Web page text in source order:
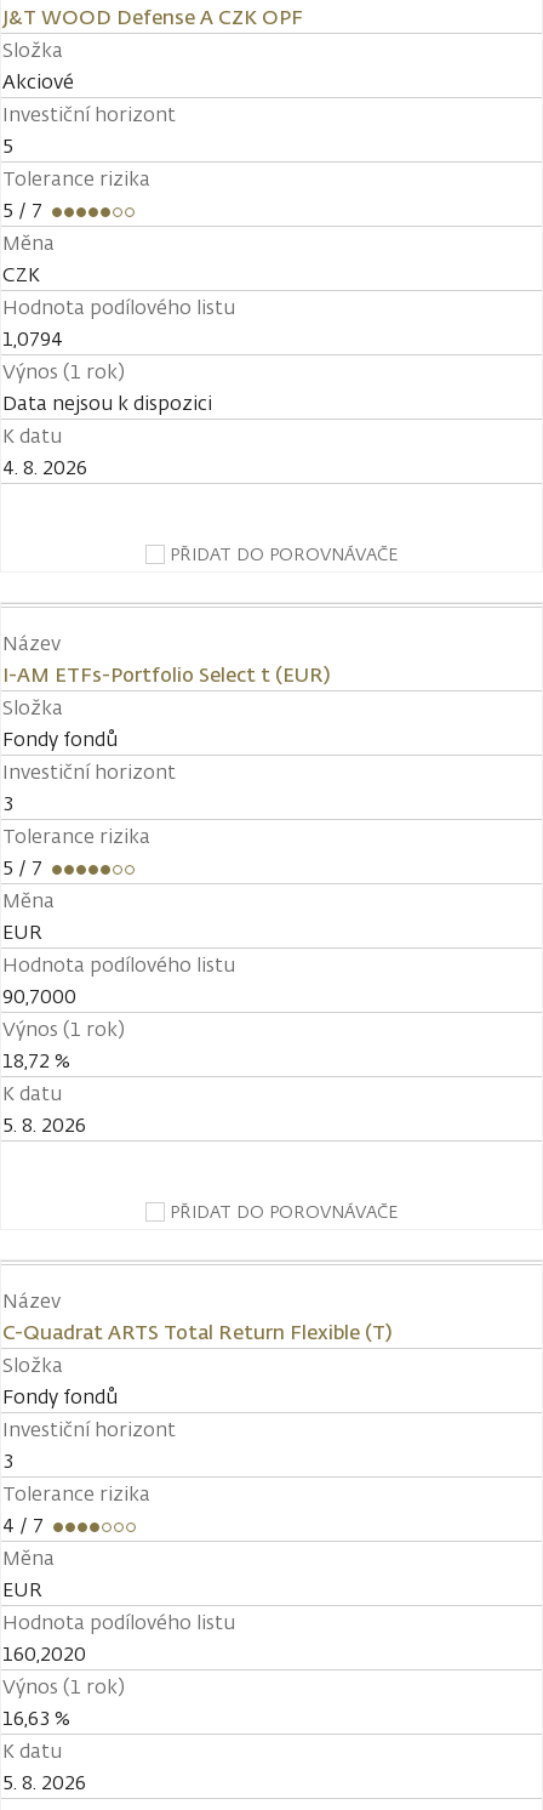
J&T WOOD Defense A CZK OPF
Složka
Akciové
Investiční horizont
5
Tolerance rizika
5 / 7
Měna
CZK
Hodnota podílového listu
1,0794
Výnos (1 rok)
Data nejsou k dispozici
K datu
4. 8. 2026
PŘIDAT DO POROVNÁVAČE
Název
I-AM ETFs-Portfolio Select t (EUR)
Složka
Fondy fondů
Investiční horizont
3
Tolerance rizika
5 / 7
Měna
EUR
Hodnota podílového listu
90,7000
Výnos (1 rok)
18,72 %
K datu
5. 8. 2026
PŘIDAT DO POROVNÁVAČE
Název
C-Quadrat ARTS Total Return Flexible (T)
Složka
Fondy fondů
Investiční horizont
3
Tolerance rizika
4 / 7
Měna
EUR
Hodnota podílového listu
160,2020
Výnos (1 rok)
16,63 %
K datu
5. 8. 2026